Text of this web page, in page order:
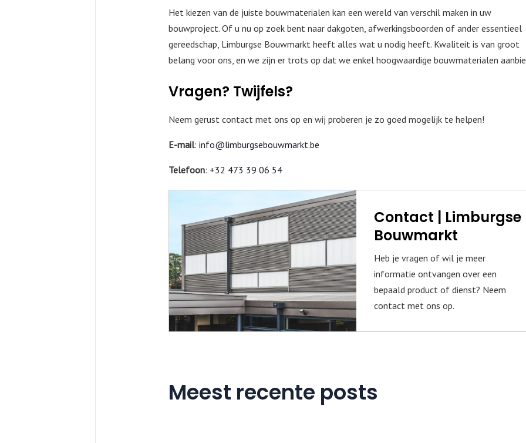
Het kiezen van de juiste bouwmaterialen kan een wereld van verschil maken in uw
bouwproject. Of u nu op zoek bent naar dakgoten, afwerkingsboorden of ander essentieel
gereedschap, Limburgse Bouwmarkt heeft alles wat u nodig heeft. Kwaliteit is van groot
belang voor ons, en we zijn er trots op dat we enkel hoogwaardige bouwmaterialen
Vragen? Twijfels?
Neem gerust contact met ons op en wij proberen je zo goed mogelijk te helpen!
E-mail: info@limburgsebouwmarkt.be
Telefoon: +32 473 39 06 54
Contact | Limburgse
Bouwmarkt
Heb je vragen of wil je meer
informatie ontvangen over een
bepaald product of dienst? Neem
contact met ons op.
Meest recente posts